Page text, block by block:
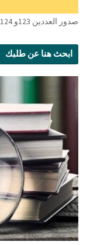
صدور العددين 123و 124 من سلسلة الأبحاث المعمقة بتاريخ 01/09/2024
ابحث هنا عن طلبك